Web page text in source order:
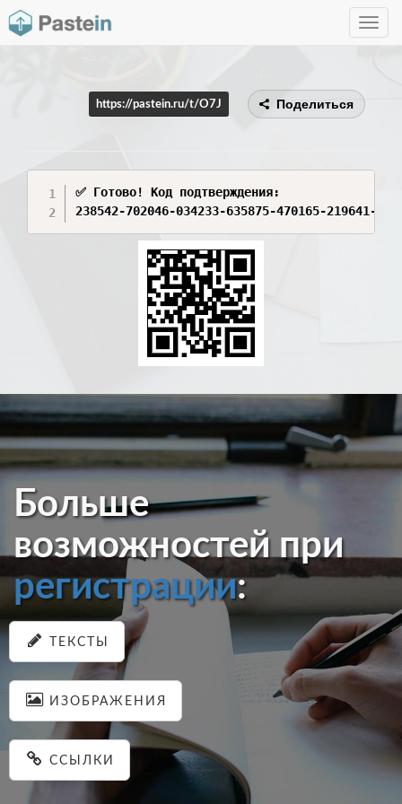
Toggle
https://pastein.ru/t/O7J Поделиться
✅ Готово! Код подтверждения:
238542-702046-034233-635875-470165-219641-
Больше
возможностей при
регистрации:
ТЕКСТЫ
ИЗОБРАЖЕНИЯ
ССЫЛКИ